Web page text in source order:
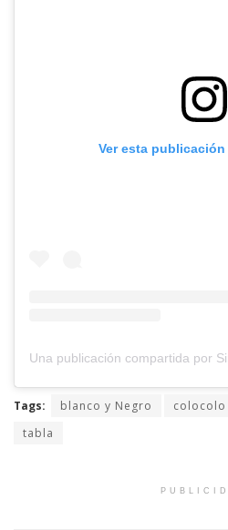
Ver esta
Tags: blanco y Negro colocolo
tabla